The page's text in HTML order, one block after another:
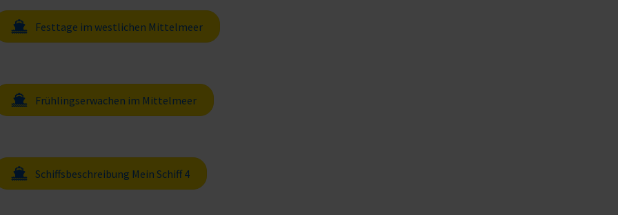
Festtage im westlichen Mittelmeer
Frühlingserwachen im Mittelmeer
Schiffsbeschreibung Mein Schiff 4